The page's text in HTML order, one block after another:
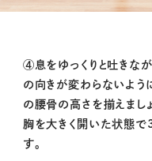
④息をゆっくりと吐きな
の向きが変わらないよう
の腰骨の高さを揃えまし
胸を大きく開いた状態で
す。